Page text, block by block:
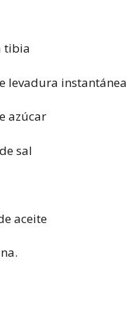
tibia
levadura instantánea
azúcar
sal
aceite